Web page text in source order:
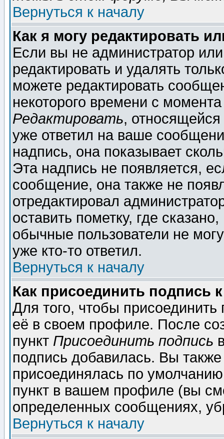
Вернуться к началу
Как я могу редактировать
Если вы не администратор
редактировать и удалять
можете редактировать
некоторого времени с
Редактировать,
уже ответил на ваше
надпись, она показывает
Эта надпись не появляется,
сообщение, она также не
отредактировал
оставить пометку, где
обычные пользователи не
уже кто-то ответил.
Вернуться к началу
Как присоединить подпись
Для того, чтобы
её в своем профиле. После
пункт Присоединить подпись
подпись добавилась. Вы
присоединялась по
пункт в вашем профиле (вы
определенных сообщениях,
Вернуться к началу